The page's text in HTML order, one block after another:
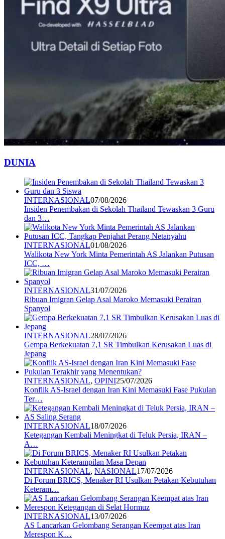
DUNIA
INTERNASIONAL07/08/2026
Insiden Penembakan di Sekolah Thailand Tewaskan 3 Guru
dan 3…
INTERNASIONAL01/08/2026
Walikota New York Minta Pemerintah AS Jalankan Putusan
ICC, …
INTERNASIONAL31/07/2026
Ribuan Imigran Gelap Asal Maroko Memasuki Perairan
Spanyol
INTERNASIONAL28/07/2026
Gempa Berkekuatan 7,1 SR Timbulkan Kerusakan Luas di
Jepang
INTERNASIONAL, OPINI25/07/2026
Konflik AS-Israel dengan Iran Kini Memasuki Fase Pukulan
Ter…
INTERNASIONAL18/07/2026
Ketegangan Kembali Meningkat di Teluk Persia, IRAN –
A…
INTERNASIONAL, NASIONAL17/07/2026
Di Forum BRICS, Menaker RI Usulkan Petakan Kebutuhan
Keteram…
INTERNASIONAL13/07/2026
AS Lancarkan Gelombang Serangan Keempat atas Iran
Merespon K…